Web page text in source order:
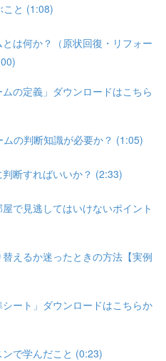
こと (1:08)
は何か？（原状回復・リフォー
の定義」ダウンロードはこちら
の判断知識が必要か？ (1:05)
断すればいいか？ (2:33)
で見逃してはいけないポイント
えるか迷ったときの方法【実例
ート」ダウンロードはこちらか
で学んだこと (0:23)